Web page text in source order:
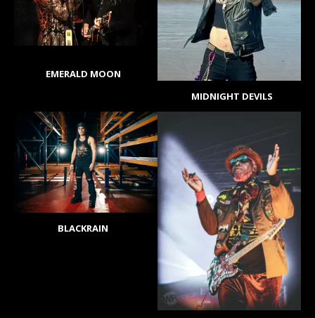
EMERALD MOON
MIDNIGHT DEVILS
BLACKRAIN